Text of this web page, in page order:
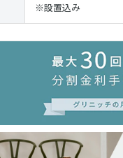
※設置込み